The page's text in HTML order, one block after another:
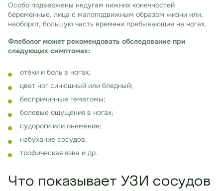
Особо подвержены недугам нижних конечностей
беременные, лица с малоподвижным образом жизни или,
наоборот, большую часть времени пребывающие на ногах.
Флеболог может рекомендовать обследование при
следующих симптомах:
отёки и боль в ногах;
цвет ног синюшный или бледный;
беспричинные гематомы;
болевые ощущения в ногах;
судороги или онемение;
набухание сосудов;
трофическая язва и др.
Что показывает УЗИ сосудов